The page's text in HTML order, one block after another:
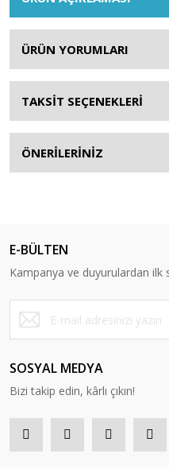
ÜRÜN YORUMLARI
TAKSİT SEÇENEKLERİ
ÖNERİLERİNİZ
E-BÜLTEN
Kampanya ve duyurulardan ilk
SOSYAL MEDYA
Bizi takip edin, kârlı çıkın!